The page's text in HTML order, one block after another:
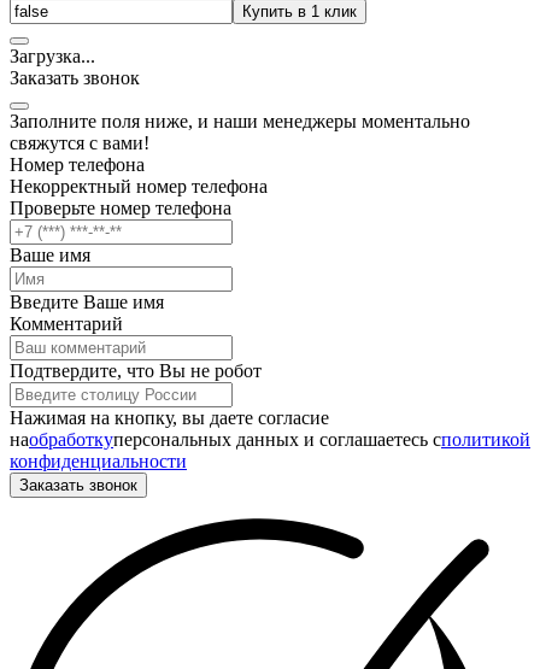
Купить в 1 клик
Загрузка...
Заказать звонок
Заполните поля ниже, и наши менеджеры моментально
свяжутся с вами!
Номер телефона
Некорректный номер телефона
Проверьте номер телефона
Ваше имя
Введите Ваше имя
Комментарий
Подтвердите, что Вы не робот
Нажимая на кнопку, вы даете согласие
наобработкуперсональных данных и соглашаетесь cполитикой
конфиденциальности
Заказать звонок